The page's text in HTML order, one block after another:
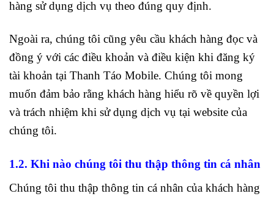
hàng sử dụng dịch vụ theo đúng quy định.
Ngoài ra, chúng tôi cũng yêu cầu khách hàng đọc và
đồng ý với các điều khoản và điều kiện khi đăng ký
tài khoản tại Thanh Táo Mobile. Chúng tôi mong
muốn đảm bảo rằng khách hàng hiểu rõ về quyền lợi
và trách nhiệm khi sử dụng dịch vụ tại website của
chúng tôi.
1.2. Khi nào chúng tôi thu thập thông tin cá nhân
Chúng tôi thu thập thông tin cá nhân của khách hàng